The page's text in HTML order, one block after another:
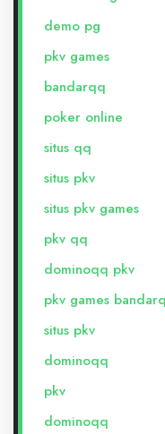
demo pg
pkv games
bandarqq
poker online
situs qq
situs pkv
situs pkv games
pkv qq
dominoqq pkv
pkv games
situs pkv
dominoqq
pkv
dominoqq